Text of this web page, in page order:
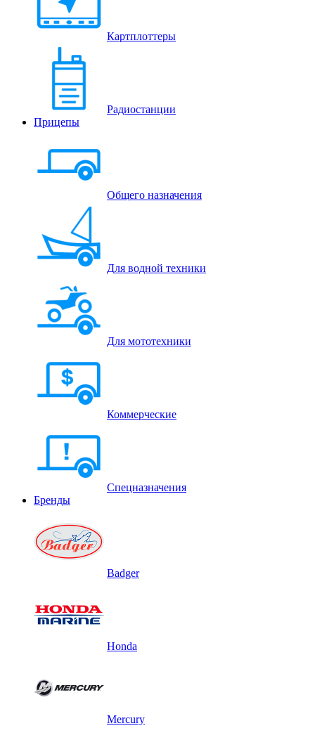
Картплоттеры
Радиостанции
Прицепы
Общего назначения
Для водной техники
Для мототехники
Коммерческие
Спецназначения
Бренды
Badger
Honda
Mercury